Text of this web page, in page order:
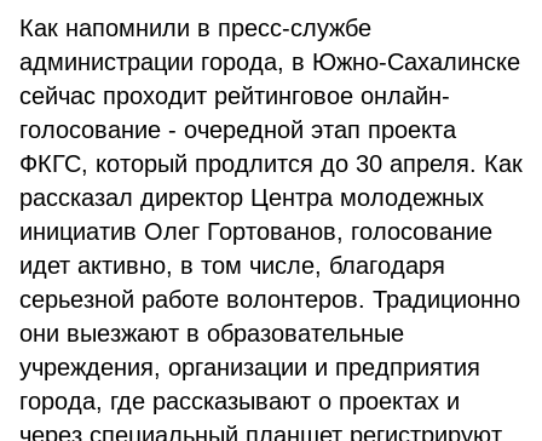
Как напомнили в пресс-службе
администрации города, в Южно-Сахалинске
сейчас проходит рейтинговое онлайн-
голосование - очередной этап проекта
ФКГС, который продлится до 30 апреля. Как
рассказал директор Центра молодежных
инициатив Олег Гортованов, голосование
идет активно, в том числе, благодаря
серьезной работе волонтеров. Традиционно
они выезжают в образовательные
учреждения, организации и предприятия
города, где рассказывают о проектах и
через специальный планшет регистрируют